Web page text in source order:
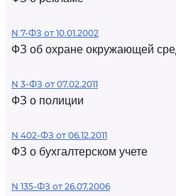
N 7-ФЗ от 10.01.2002
ФЗ об охране окружающей
N 3-ФЗ от 07.02.2011
ФЗ о полиции
N 402-ФЗ от 06.12.2011
ФЗ о бухгалтерском учете
N 135-ФЗ от 26.07.2006